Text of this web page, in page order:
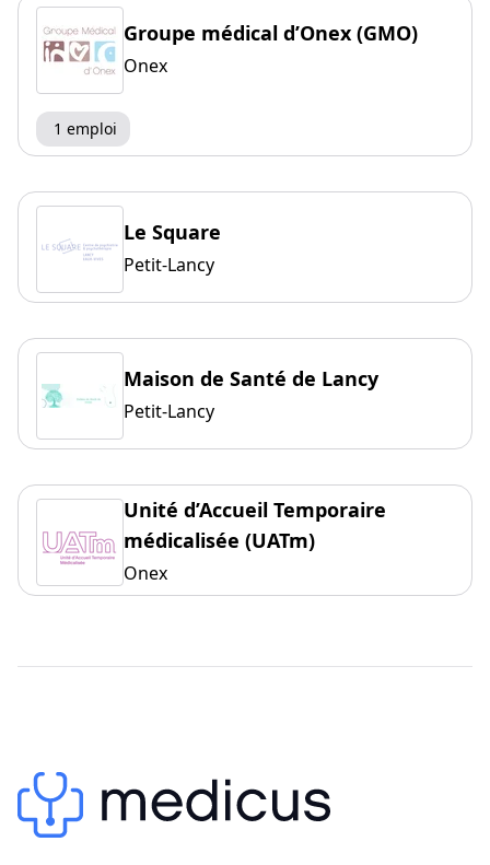
Groupe médical d’Onex (GMO)
Onex
1 emploi
Le Square
Petit-Lancy
Maison de Santé de Lancy
Petit-Lancy
Unité d’Accueil Temporaire
médicalisée (UATm)
Onex